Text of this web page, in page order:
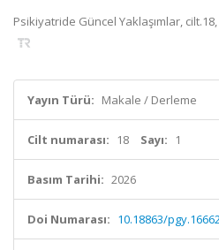
Psikiyatride Güncel Yaklaşımlar,
Yayın Türü: Makale / Derleme
Cilt numarası: 18 Sayı: 1
Basım Tarihi: 2026
Doi Numarası: 10.18863/